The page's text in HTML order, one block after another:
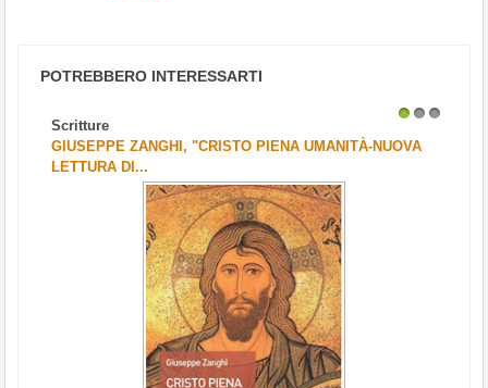
POTREBBERO INTERESSARTI
Scritture
GIUSEPPE ZANGHI, "CRISTO PIENA UMANITÀ-NUOVA
LETTURA DI...